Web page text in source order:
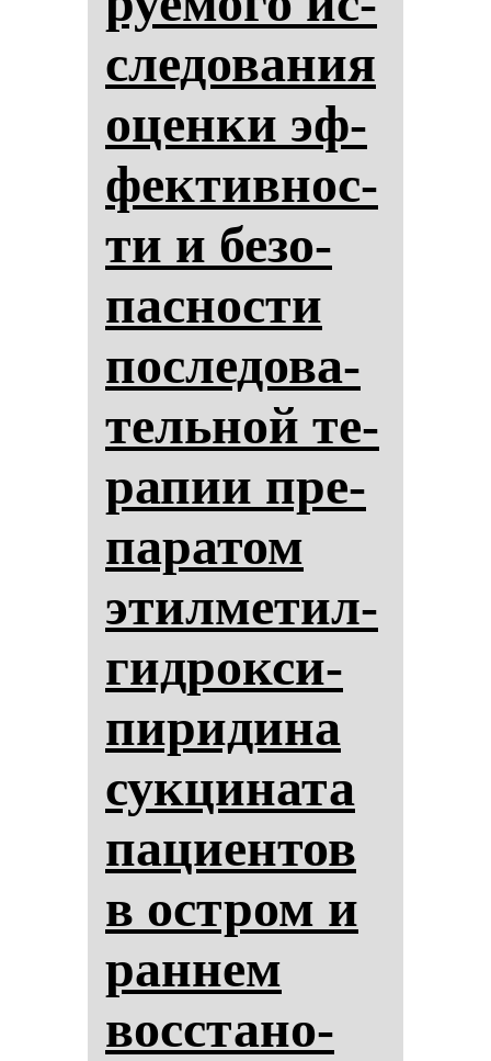
сле­до­ва­ния
оцен­ки эф­
фек­тив­нос­
ти и бе­зо­
пас­нос­ти
пос­ле­до­ва­
тель­ной те­
ра­пии пре­
па­ра­том
этил­ме­тил­
гид­рок­си­
пи­ри­ди­на
сук­ци­на­та
па­ци­ен­тов
в ос­тром и
ран­нем
вос­ста­но­